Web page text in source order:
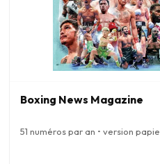
Boxing News Magazine
51 numéros par an • version